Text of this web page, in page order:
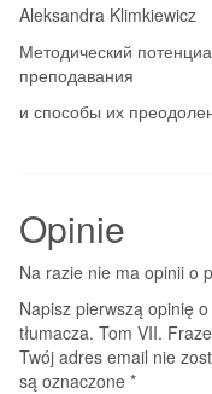
Aleksandra Klimkiewicz
Методический
преподавания
и способы их
Opinie
Na razie nie ma opinii o
Napisz pierwszą opinię
tłumacza. Tom VII.
Twój adres email nie
są oznaczone *